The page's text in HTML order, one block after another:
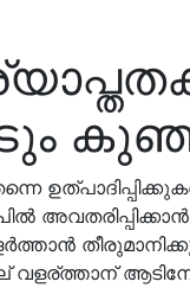
വളര്ത്താന്